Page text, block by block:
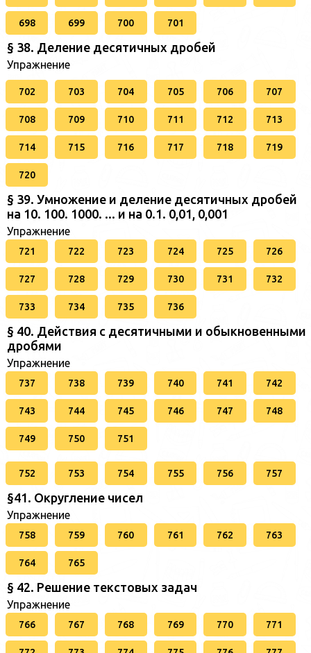
698 699 700 701
§ 38. Деление десятичных дробей
Упражнение
702 703 704 705 706 707
708 709 710 711 712 713
714 715 716 717 718 719
720
§ 39. Умножение и деление десятичных дробей
на 10. 100. 1000. ... и на 0.1. 0,01, 0,001
Упражнение
721 722 723 724 725 726
727 728 729 730 731 732
733 734 735 736
§ 40. Действия с десятичными и обыкновенными
дробями
Упражнение
737 738 739 740 741 742
743 744 745 746 747 748
749 750 751
752 753 754 755 756 757
§41. Округление чисел
Упражнение
758 759 760 761 762 763
764 765
§ 42. Решение текстовых задач
Упражнение
766 767 768 769 770 771